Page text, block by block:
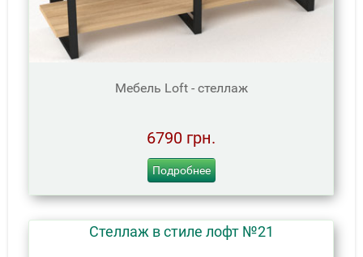
Мебель Loft - стеллаж
6790 грн.
Подробнее
Стеллаж в стиле лофт №21